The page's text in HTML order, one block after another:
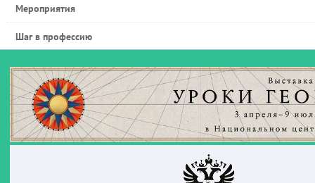
Мероприятия
Шаг в профессию